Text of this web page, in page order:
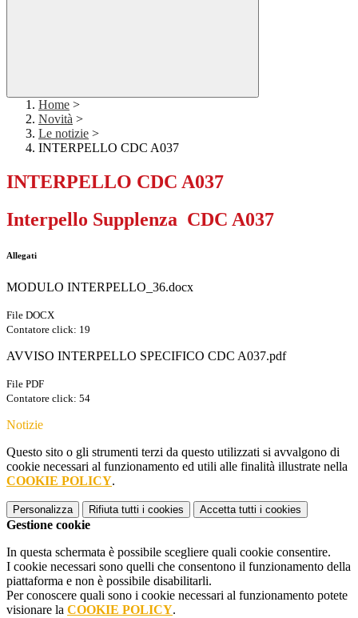
Home >
Novità >
Le notizie >
INTERPELLO CDC A037
INTERPELLO CDC A037
Interpello Supplenza CDC A037
Allegati
MODULO INTERPELLO_36.docx
File DOCX
Contatore click: 19
AVVISO INTERPELLO SPECIFICO CDC A037.pdf
File PDF
Contatore click: 54
Notizie
Questo sito o gli strumenti terzi da questo utilizzati si avvalgono di
cookie necessari al funzionamento ed utili alle finalità illustrate nella
COOKIE POLICY.
Personalizza Rifiuta tutti i cookies Accetta tutti i cookies
Gestione cookie
In questa schermata è possibile scegliere quali cookie consentire.
I cookie necessari sono quelli che consentono il funzionamento della
piattaforma e non è possibile disabilitarli.
Per conoscere quali sono i cookie necessari al funzionamento potete
visionare la COOKIE POLICY.